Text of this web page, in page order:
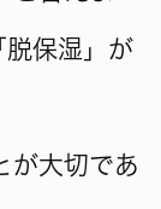
脱保湿」が
が大切であ